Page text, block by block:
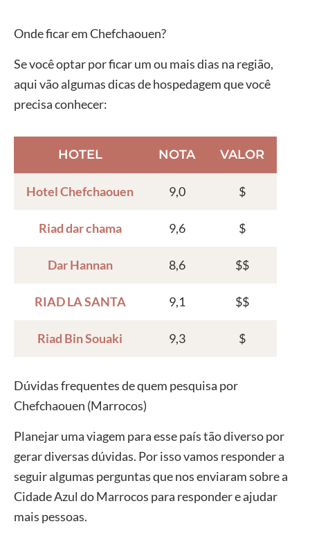
Onde ficar em Chefchaouen?
Se você optar por ficar um ou mais dias na região,
aqui vão algumas dicas de hospedagem que você
precisa conhecer:
HOTEL NOTA VALOR
Hotel Chefchaouen 9,0 $
Riad dar chama 9,6 $
Dar Hannan 8,6 $$
RIAD LA SANTA 9,1 $$
Riad Bin Souaki 9,3 $
Dúvidas frequentes de quem pesquisa por
Chefchaouen (Marrocos)
Planejar uma viagem para esse país tão diverso por
gerar diversas dúvidas. Por isso vamos responder a
seguir algumas perguntas que nos enviaram sobre a
Cidade Azul do Marrocos para responder e ajudar
mais pessoas.